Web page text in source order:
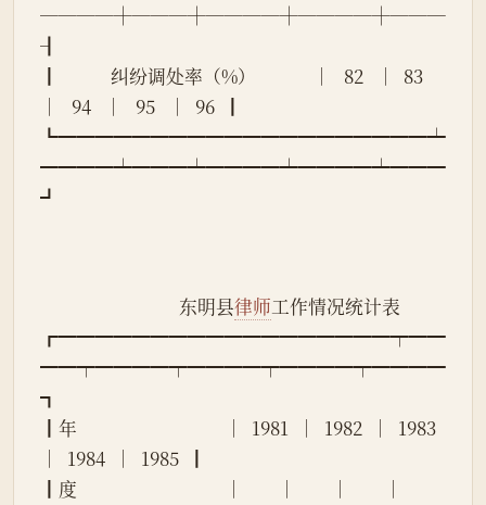
────┼───┼────┼────┼───
┨
┃            纠纷调处率（%）             │   82   │  83
│   94   │   95   │  96  ┃
┗━━━━━━━━━━━━━━━━━━━━┷
━━━━┷━━━┷━━━━┷━━━━┷━━━
┛
                                东明县
律师工作情况统计表
┏━━━━━━━━━━━━━━━━━━┯━━
━━┯━━━━┯━━━━┯━━━━┯━━━━
┓
┃年                                  │  1981  │  1982  │  1983
│  1984  │  1985  ┃
┃度                                  │        │        │        │